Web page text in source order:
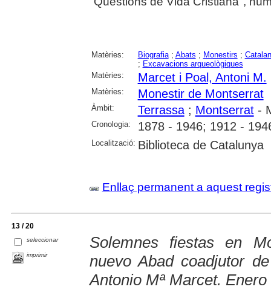
Matèries: Biografia; Abats ; Monestirs ;
; Excavacions arqueològiques
Matèries:
Marcet i Poal, Antoni M.
Matèries: Monestir de Montserrat
Àmbit: Terrassa; Montserrat-
Cronologia: 1878 - 1946; 1912 -
Localització: Biblioteca de Catalunya
Enllaç permanent a aquest
13 / 20
seleccionar
imprimir
Solemnes fiestas en
nuevo Abad coadjutor
Antonio Mª Marcet. Enero